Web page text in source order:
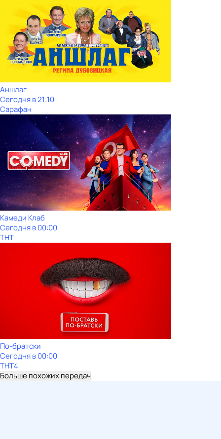
Аншлаг
Сегодня в 21:10
Сарафан
Камeди Клaб
Сегодня в 00:00
ТНТ
По-братски
Сегодня в 00:00
ТНТ4
Больше похожих передач